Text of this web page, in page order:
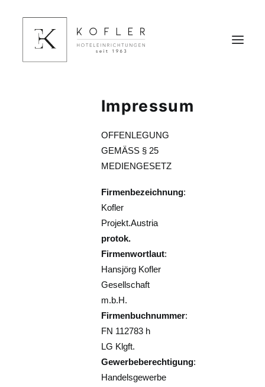
HOTELFINANZIERUNG
Impressum
OFFENLEGUNG
GEMÄSS § 25
MEDIENGESETZ
Firmenbezeichnung:
Kofler
Projekt.Austria
protok.
Firmenwortlaut:
Hansjörg Kofler
Gesellschaft
m.b.H.
Firmenbuchnummer:
FN 112783 h
LG Klgft.
Gewerbeberechtigung:
Handelsgewerbe